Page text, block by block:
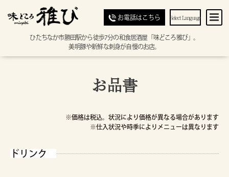
お電話はこちら Select Language
ひたちなか市勝田駅から徒歩7分の和食居酒屋「味どころ雅び」。
美明豚や新鮮な刺身が自慢のお店。
お品書
※価格は税込。状況により価格が異なる場合があります
※仕入状況や時季によりメニューは異なります
ドリンク